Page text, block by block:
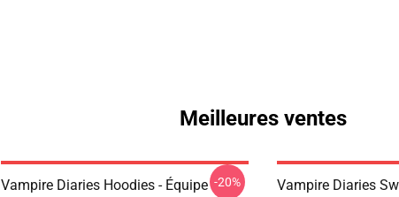
Meilleures ventes
Vampire Diaries Hoodies - Équipe -20%
Vampire Diaries